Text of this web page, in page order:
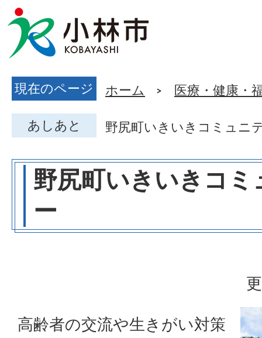
現在のページ ホーム 医療・健康・
あしあと 野尻町いきいきコミュニ
野尻町いきいきコ
ー
高齢者の交流や生きがい対策